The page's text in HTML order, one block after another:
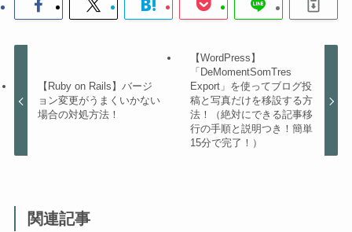
【Ruby on Rails】バージ
ョン変更がうまくいかない
場合の対処方法！
【WordPress】
「DeMomentSomTres
Export」を使ってブログ投
稿と写真だけを移設する方
法！（絶対にできる記事移
行の手順と説明つき！簡単
15分で完了！）
関連記事